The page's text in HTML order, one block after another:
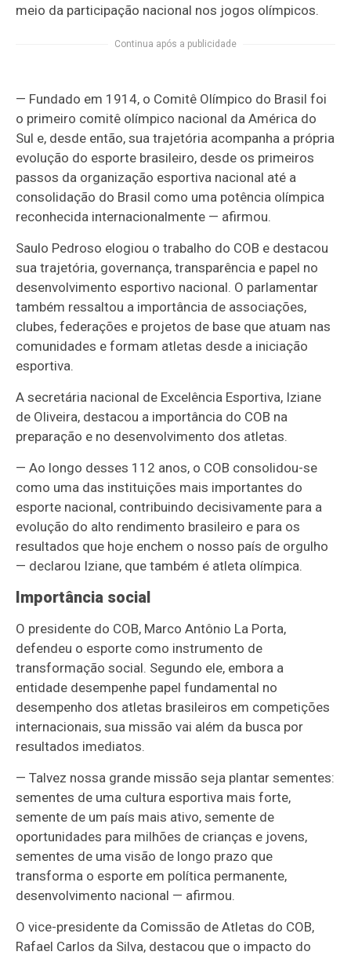
meio da participação nacional nos jogos olímpicos.
Continua após a publicidade
— Fundado em 1914, o Comitê Olímpico do Brasil foi
o primeiro comitê olímpico nacional da América do
Sul e, desde então, sua trajetória acompanha a própria
evolução do esporte brasileiro, desde os primeiros
passos da organização esportiva nacional até a
consolidação do Brasil como uma potência olímpica
reconhecida internacionalmente — afirmou.
Saulo Pedroso elogiou o trabalho do COB e destacou
sua trajetória, governança, transparência e papel no
desenvolvimento esportivo nacional. O parlamentar
também ressaltou a importância de associações,
clubes, federações e projetos de base que atuam nas
comunidades e formam atletas desde a iniciação
esportiva.
A secretária nacional de Excelência Esportiva, Iziane
de Oliveira, destacou a importância do COB na
preparação e no desenvolvimento dos atletas.
— Ao longo desses 112 anos, o COB consolidou-se
como uma das instituições mais importantes do
esporte nacional, contribuindo decisivamente para a
evolução do alto rendimento brasileiro e para os
resultados que hoje enchem o nosso país de orgulho
— declarou Iziane, que também é atleta olímpica.
Importância social
O presidente do COB, Marco Antônio La Porta,
defendeu o esporte como instrumento de
transformação social. Segundo ele, embora a
entidade desempenhe papel fundamental no
desempenho dos atletas brasileiros em competições
internacionais, sua missão vai além da busca por
resultados imediatos.
— Talvez nossa grande missão seja plantar sementes:
sementes de uma cultura esportiva mais forte,
semente de um país mais ativo, semente de
oportunidades para milhões de crianças e jovens,
sementes de uma visão de longo prazo que
transforma o esporte em política permanente,
desenvolvimento nacional — afirmou.
O vice-presidente da Comissão de Atletas do COB,
Rafael Carlos da Silva, destacou que o impacto do